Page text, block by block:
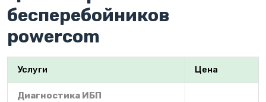
бесперебойников
powercom
Услуги Цена
Диагностика ИБП